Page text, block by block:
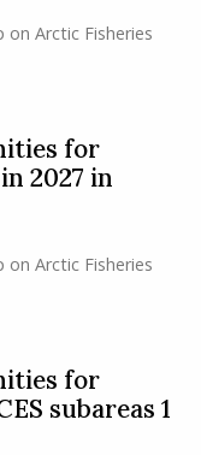
on Arctic Fisheries
for
2027 in
on Arctic Fisheries
for
subareas 1